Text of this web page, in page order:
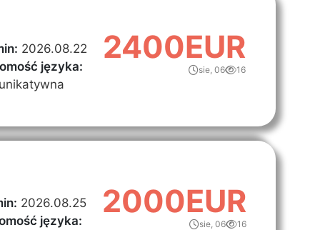
2026.08.22
języka:
2400EUR
sie, 06 16
2026.08.25
języka:
2000EUR
sie, 06 16